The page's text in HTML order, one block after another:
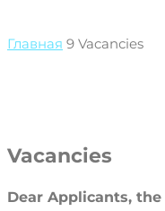
Главная 9 Vacanсies
Vacancies
Dear Applicants,